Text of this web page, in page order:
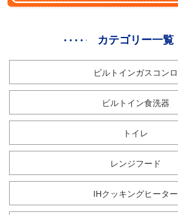
カテゴリー一覧
ビルトインガスコンロ
ビルトイン食洗器
トイレ
レンジフード
IHクッキングヒーター